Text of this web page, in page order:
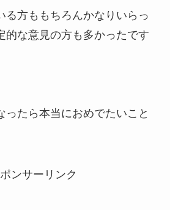
る方ももちろんかなりいらっ
的な意見の方も多かったです
ったら本当におめでたいこと
ンサーリンク